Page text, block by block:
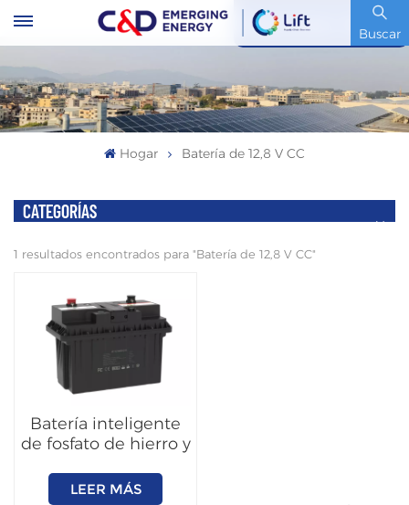
Buscar
Código De Stock : 600153.SH
Hogar Batería de 12,8 V CC
CATEGORÍAS
1 resultados encontrados para "Batería de 12,8 V CC"
Batería inteligente
de fosfato de hierro y
LEER MÁS